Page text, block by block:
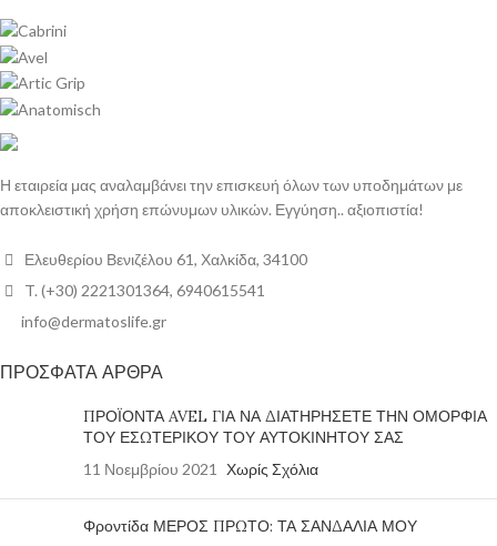
Η εταιρεία μας αναλαμβάνει την επισκευή όλων των υποδημάτων με
αποκλειστική χρήση επώνυμων υλικών. Εγγύηση.. αξιοπιστία!
Ελευθερίου Βενιζέλου 61, Χαλκίδα, 34100
T. (+30) 2221301364, 6940615541
info@dermatoslife.gr
ΠΡΟΣΦΑΤΑ ΑΡΘΡΑ
ΠΡΟΪΟΝΤΑ AVEL ΓΙΑ ΝΑ ΔΙΑΤΗΡΗΣΕΤΕ ΤΗΝ ΟΜΟΡΦΙΑ
ΤΟΥ ΕΣΩΤΕΡΙΚΟΥ ΤΟΥ ΑΥΤΟΚΙΝΗΤΟΥ ΣΑΣ
11 Νοεμβρίου 2021 Χωρίς Σχόλια
Φροντίδα ΜΕΡΟΣ ΠΡΩΤΟ: ΤΑ ΣΑΝΔΑΛΙΑ ΜΟΥ